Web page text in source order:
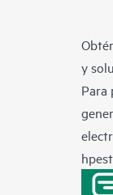
y
Para